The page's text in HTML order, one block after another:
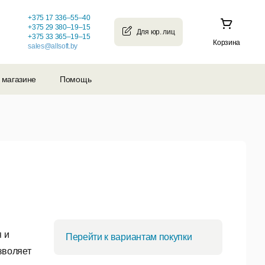
Корзина
+375 17 336–55–40
+375 29 380–19–15
+375 33 365–19–15
sales@allsoft.by
Помощь
и
Перейти к вариантам покупки